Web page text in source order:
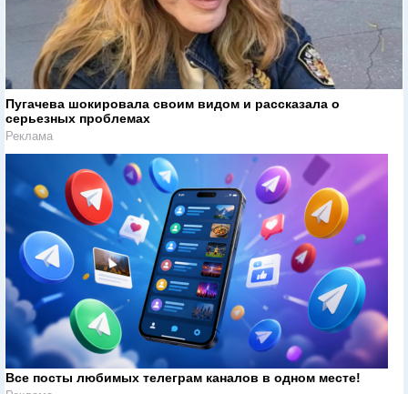
Пугачева шокировала своим видом и рассказала о
серьезных проблемах
Реклама
Все посты любимых телеграм каналов в одном месте!